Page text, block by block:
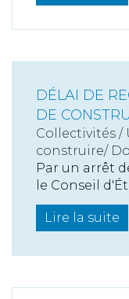
DÉLAI DE
DE
Collectivités /
construire/
Par un arrêt
le Conseil
Lire la suite